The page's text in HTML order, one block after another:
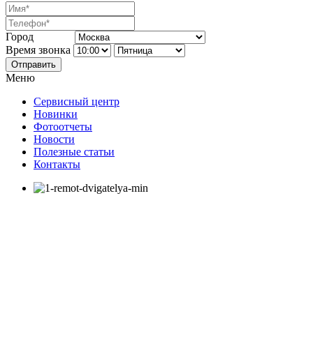
Город
Время звонка
Отправить
Меню
Сервисный центр
Новинки
Фотоотчеты
Новости
Полезные статьи
Контакты